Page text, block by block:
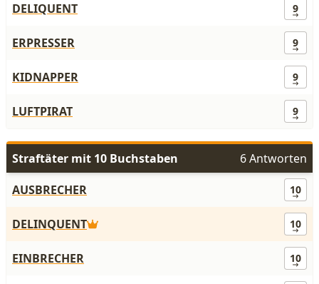
DELIQUENT 9
ERPRESSER 9
KIDNAPPER 9
LUFTPIRAT 9
Straftäter mit 10 Buchstaben
6 Antworten
AUSBRECHER
10
DELINQUENT 10
EINBRECHER 10